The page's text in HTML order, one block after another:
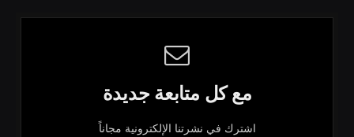
مع كل متابعة جديدة
اشترك في نشرتنا الإلكترونية مجاناً